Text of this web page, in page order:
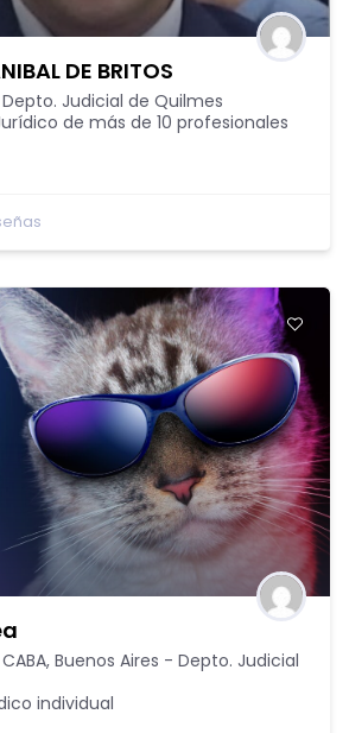
DE BRITOS
Judicial de Quilmes
de más de 10 profesionales
, Buenos Aires - Depto. Judicial
individual